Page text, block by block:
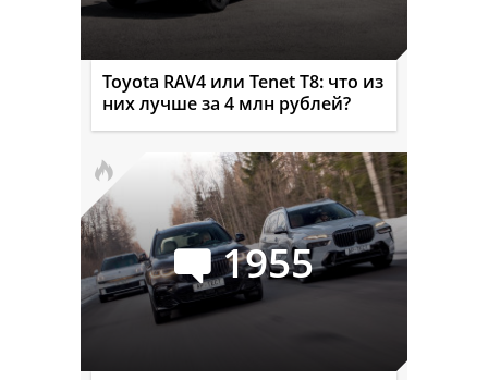
Toyota RAV4 или Tenet T8: что из
них лучше за 4 млн рублей?
1955